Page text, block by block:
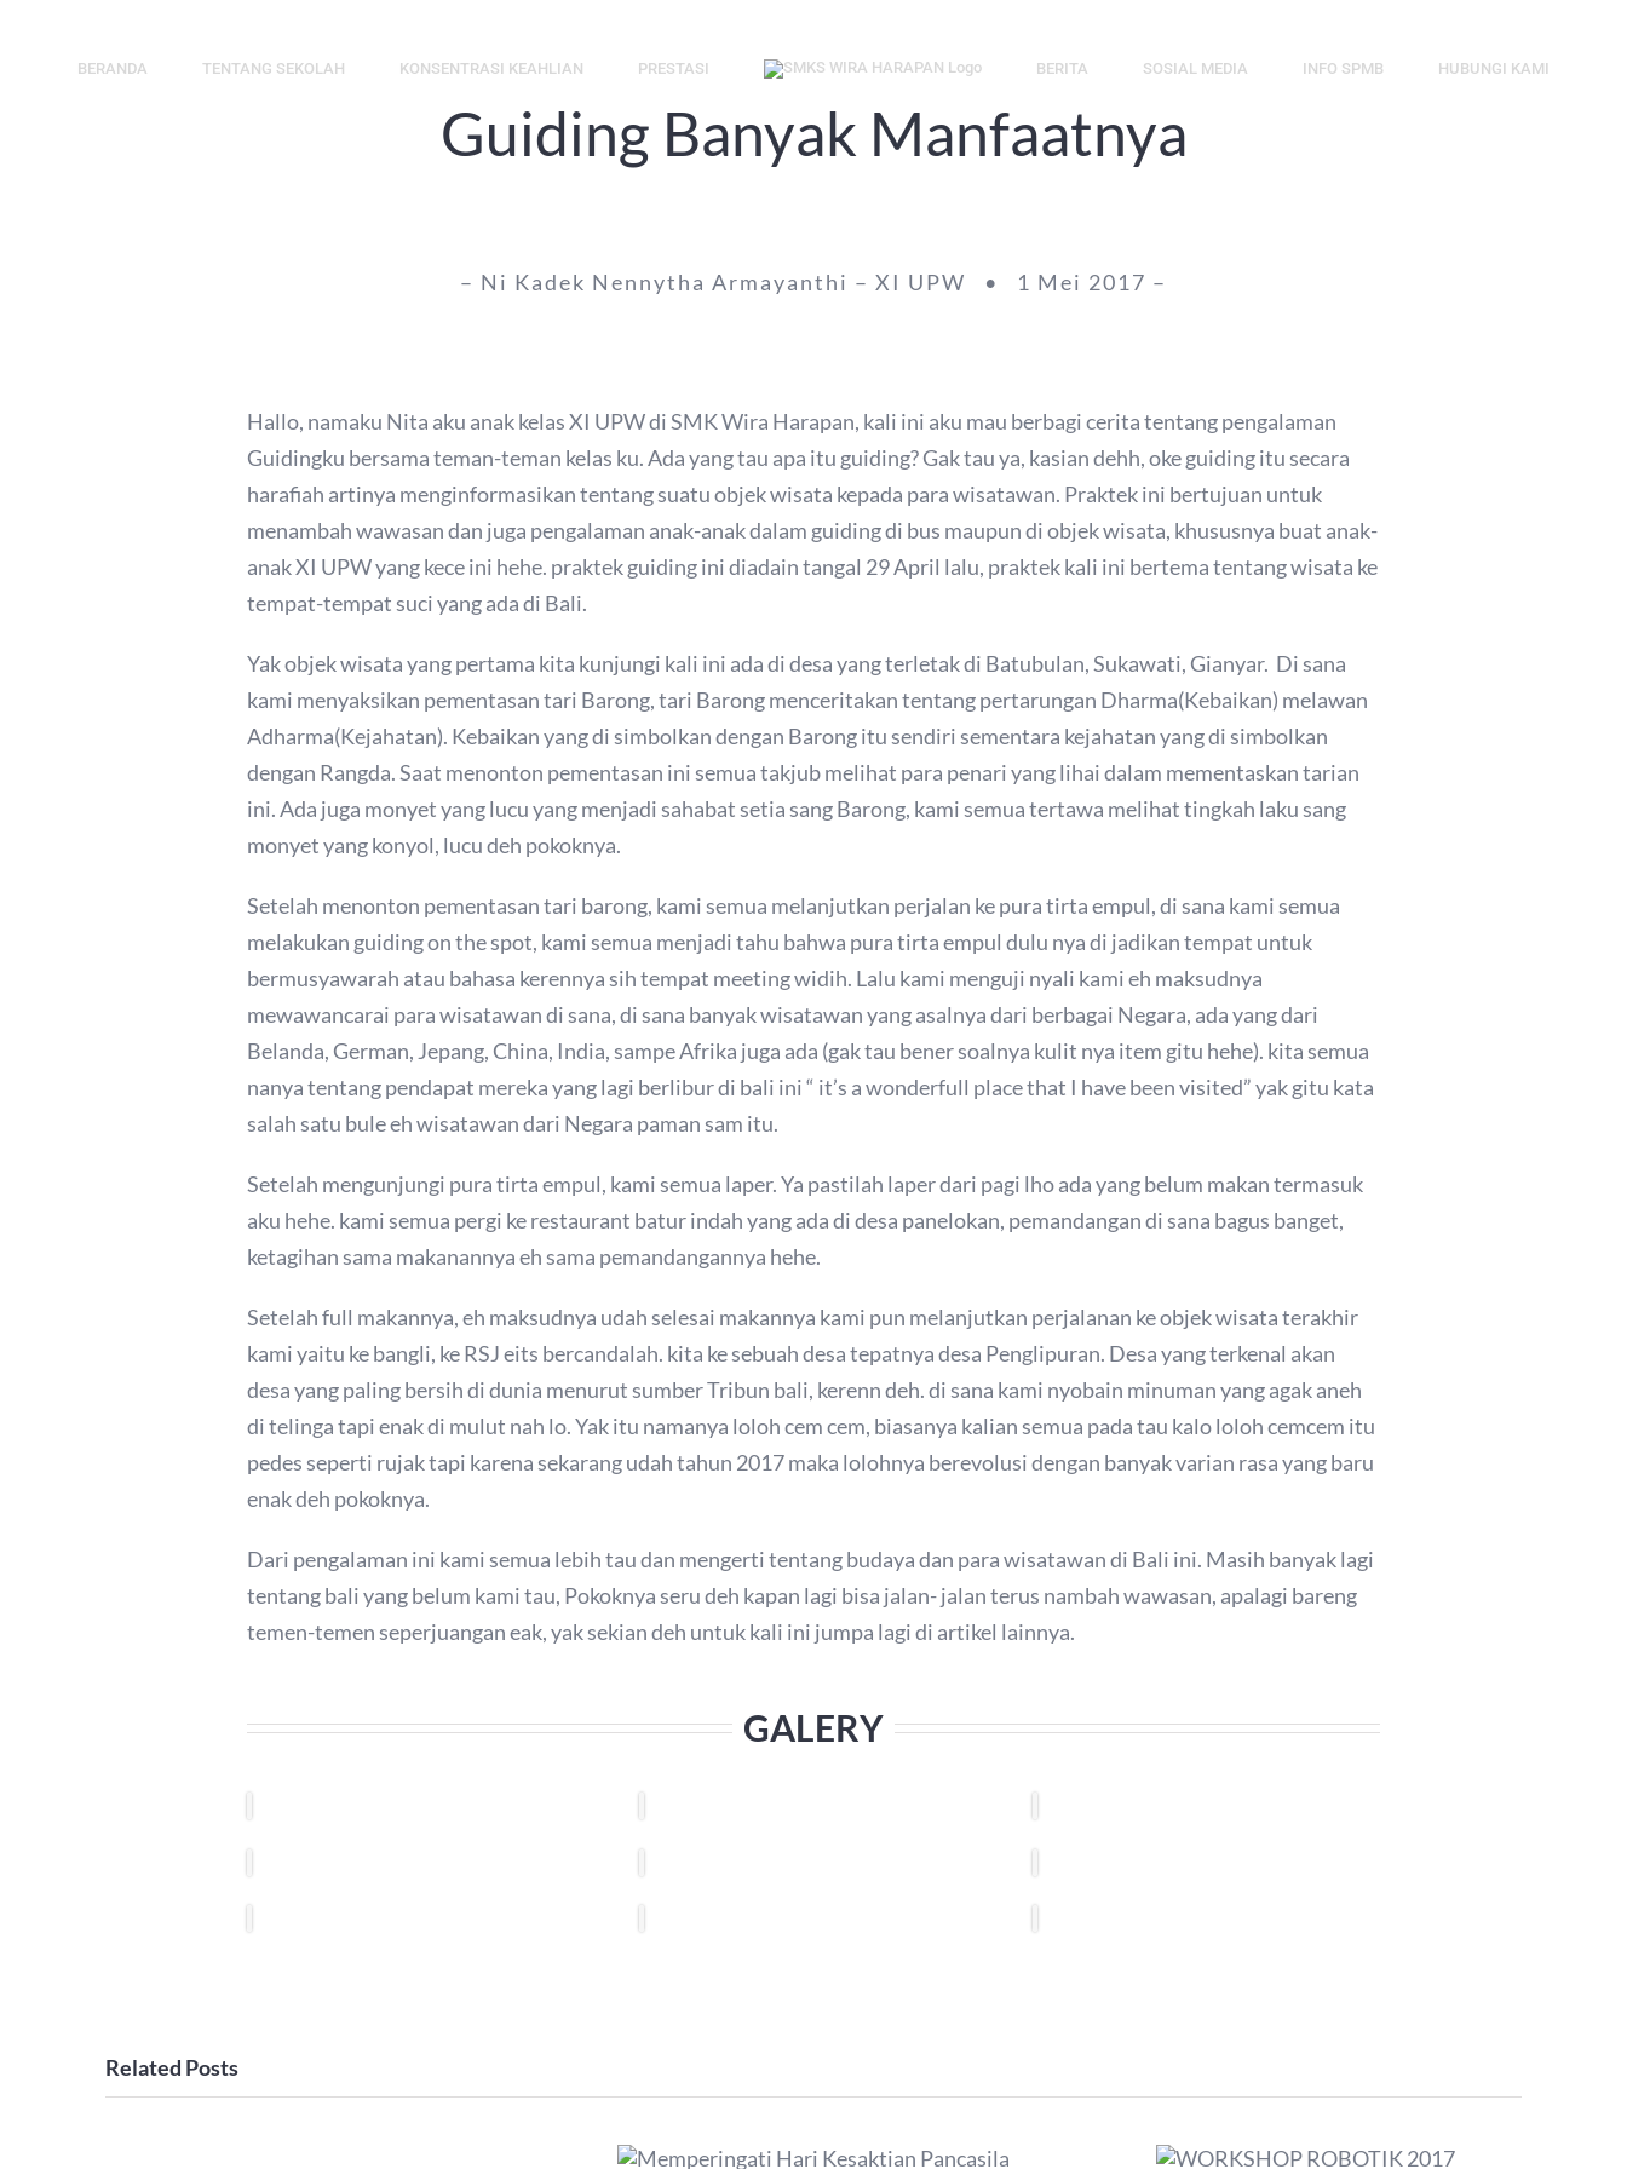
BERANDA TENTANG SEKOLAH KONSENTRASI KEAHLIAN PRESTASI BERITA SOSIAL MEDIA INFO SPMB HUBUNGI KAMI
Guiding Banyak Manfaatnya
– Ni Kadek Nennytha Armayanthi – XI UPW • 1 Mei 2017 –
Hallo, namaku Nita aku anak kelas XI UPW di SMK Wira Harapan, kali ini aku mau berbagi cerita tentang pengalaman
Guidingku bersama teman-teman kelas ku. Ada yang tau apa itu guiding? Gak tau ya, kasian dehh, oke guiding itu secara
harafiah artinya menginformasikan tentang suatu objek wisata kepada para wisatawan. Praktek ini bertujuan untuk
menambah wawasan dan juga pengalaman anak-anak dalam guiding di bus maupun di objek wisata, khususnya buat anak-
anak XI UPW yang kece ini hehe. praktek guiding ini diadain tangal 29 April lalu, praktek kali ini bertema tentang wisata ke
tempat-tempat suci yang ada di Bali.
Yak objek wisata yang pertama kita kunjungi kali ini ada di desa yang terletak di Batubulan, Sukawati, Gianyar. Di sana
kami menyaksikan pementasan tari Barong, tari Barong menceritakan tentang pertarungan Dharma(Kebaikan) melawan
Adharma(Kejahatan). Kebaikan yang di simbolkan dengan Barong itu sendiri sementara kejahatan yang di simbolkan
dengan Rangda. Saat menonton pementasan ini semua takjub melihat para penari yang lihai dalam mementaskan tarian
ini. Ada juga monyet yang lucu yang menjadi sahabat setia sang Barong, kami semua tertawa melihat tingkah laku sang
monyet yang konyol, lucu deh pokoknya.
Setelah menonton pementasan tari barong, kami semua melanjutkan perjalan ke pura tirta empul, di sana kami semua
melakukan guiding on the spot, kami semua menjadi tahu bahwa pura tirta empul dulu nya di jadikan tempat untuk
bermusyawarah atau bahasa kerennya sih tempat meeting widih. Lalu kami menguji nyali kami eh maksudnya
mewawancarai para wisatawan di sana, di sana banyak wisatawan yang asalnya dari berbagai Negara, ada yang dari
Belanda, German, Jepang, China, India, sampe Afrika juga ada (gak tau bener soalnya kulit nya item gitu hehe). kita semua
nanya tentang pendapat mereka yang lagi berlibur di bali ini “ it’s a wonderfull place that I have been visited” yak gitu kata
salah satu bule eh wisatawan dari Negara paman sam itu.
Setelah mengunjungi pura tirta empul, kami semua laper. Ya pastilah laper dari pagi lho ada yang belum makan termasuk
aku hehe. kami semua pergi ke restaurant batur indah yang ada di desa panelokan, pemandangan di sana bagus banget,
ketagihan sama makanannya eh sama pemandangannya hehe.
Setelah full makannya, eh maksudnya udah selesai makannya kami pun melanjutkan perjalanan ke objek wisata terakhir
kami yaitu ke bangli, ke RSJ eits bercandalah. kita ke sebuah desa tepatnya desa Penglipuran. Desa yang terkenal akan
desa yang paling bersih di dunia menurut sumber Tribun bali, kerenn deh. di sana kami nyobain minuman yang agak aneh
di telinga tapi enak di mulut nah lo. Yak itu namanya loloh cem cem, biasanya kalian semua pada tau kalo loloh cemcem itu
pedes seperti rujak tapi karena sekarang udah tahun 2017 maka lolohnya berevolusi dengan banyak varian rasa yang baru
enak deh pokoknya.
Dari pengalaman ini kami semua lebih tau dan mengerti tentang budaya dan para wisatawan di Bali ini. Masih banyak lagi
tentang bali yang belum kami tau, Pokoknya seru deh kapan lagi bisa jalan- jalan terus nambah wawasan, apalagi bareng
temen-temen seperjuangan eak, yak sekian deh untuk kali ini jumpa lagi di artikel lainnya.
GALERY
Related Posts